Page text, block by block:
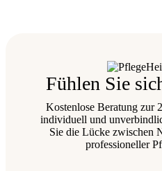
Fühlen Sie
Kostenlose Beratung zur
individuell und
Sie die Lücke zwischen
professioneller